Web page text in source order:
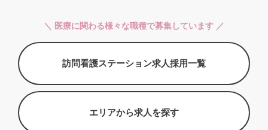
＼ 医療に関わる様々な職種で募集しています ／
訪問看護ステーション求人採用一覧
エリアから求人を探す